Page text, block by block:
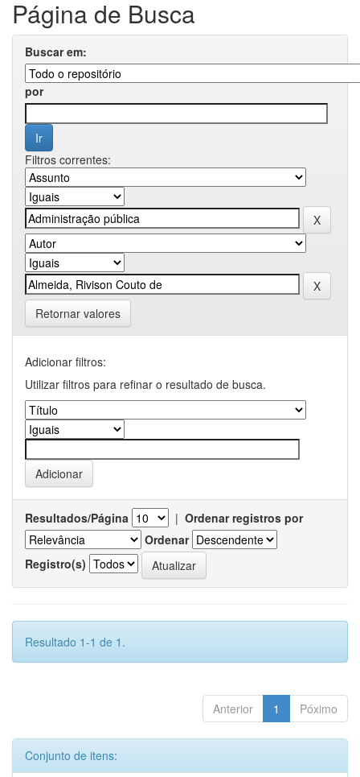
Página de Busca
Buscar em:
por
Filtros correntes:
Retornar valores
Adicionar filtros:
Utilizar filtros para refinar o resultado de busca.
Resultados/Página | Ordenar registros por
Ordenar
Registro(s)
Resultado 1-1 de 1.
Anterior 1 Póximo
Conjunto de itens: